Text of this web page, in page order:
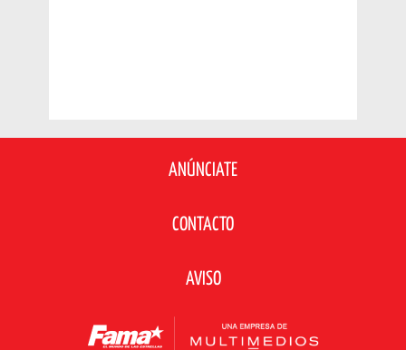
ANÚNCIATE
CONTACTO
AVISO